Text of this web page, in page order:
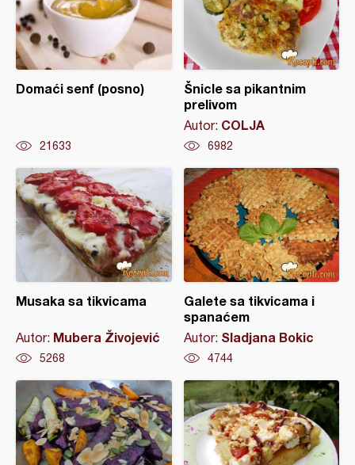
Domaći senf (posno)
21633
Šnicle sa pikantnim
prelivom
Autor: COLJA
6982
Musaka sa tikvicama
Autor: Mubera Živojević
5268
Galete sa tikvicama i
spanaćem
Autor: Sladjana Bokic
4744